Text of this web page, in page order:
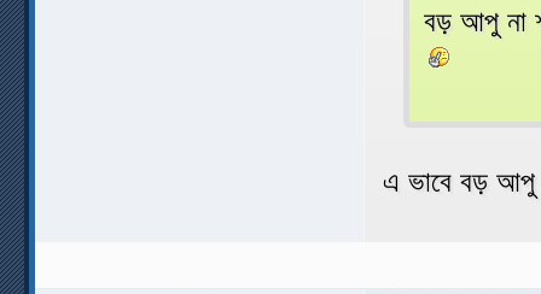
বড় আপু না
এ ভাবে বড় আপু